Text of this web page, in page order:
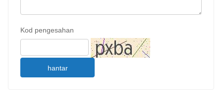
Kod pengesahan
hantar